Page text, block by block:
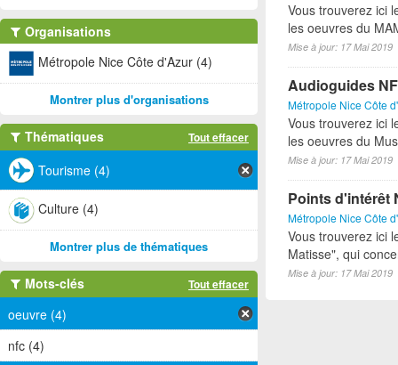
Vous trouverez ici
les oeuvres du
Mise à jour: 17 Mai 2019
Audioguides
Métropole Nice Côte
Vous trouverez ici
les oeuvres du
Mise à jour: 17 Mai 2019
Points d'intérêt
Métropole Nice Côte
Vous trouverez ici
Matisse", qui
Mise à jour: 17 Mai 2019
Organisations
Métropole Nice Côte d'Azur (4)
Montrer plus d'organisations
Thématiques Tout effacer
Tourisme (4)
Culture (4)
Montrer plus de thématiques
Mots-clés Tout effacer
oeuvre (4)
nfc (4)